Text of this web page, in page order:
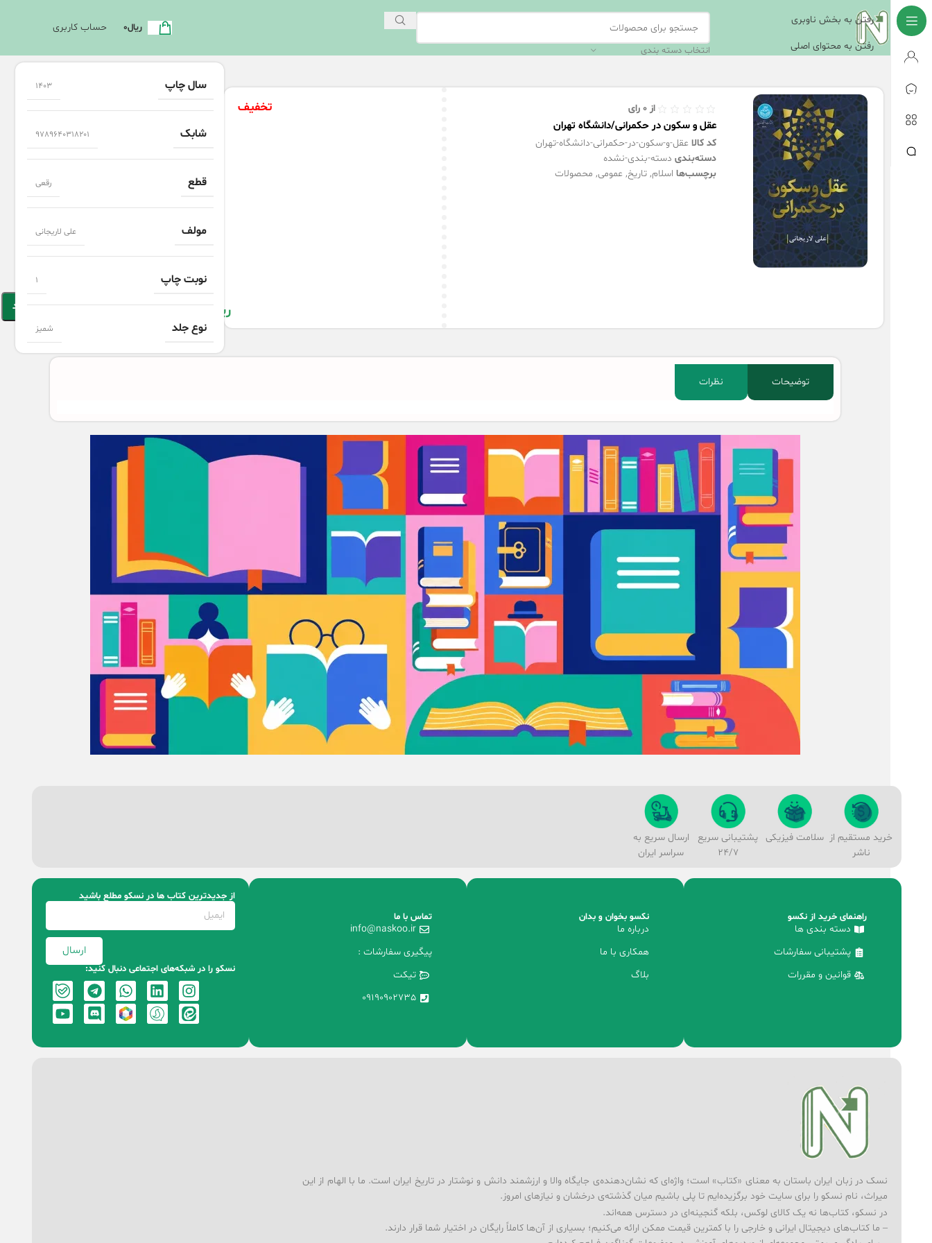
رفتن به بخش ناوبری
رفتن به محتوای اصلی
انتخاب دسته بندی
ریال0 حساب کاربری
از0 رای
عقل و سکون در حکمرانی/دانشگاه تهران
کد کالا عقل-و-سکون-در-حکمرانی-دانشگاه-تهران
دسته‌بندی دسته-بندی-نشده
برچسب‌ها اسلام,تاریخ, عمومی, محصولات
تخفیف
ریال5,700,000 افزودن به سبد خرید
سال چاپ 1403
شابک 9789640318201
قطع رقعی
مولف علی لاریجانی
نوبت چاپ 1
نوع جلد شمیز
توضیحات نظرات
خرید مستقیم از
ناشر
سلامت فیزیکی
پشتیبانی سریع
24/7
ارسال سریع به
سراسر ایران
راهنمای خرید از نکسو
دسته بندی ها
پشتیبانی سفارشات
قوانین و مقررات
نکسو بخوان و بدان
درباره ما
همکاری با ما
بلاگ
تماس با ما
info@naskoo.ir
پیگیری سفارشات :
تیکت
09190902735
از جدیدترین کتاب‌ ها در نسکو مطلع باشید
ارسال
نسکو را در شبکه‌های اجتماعی دنبال کنید:
نسک در زبان ایران باستان به معنای «کتاب» است؛ واژه‌ای که نشان‌دهنده‌ی جایگاه والا و ارزشمند دانش و نوشتار در تاریخ ایران است. ما با الهام از این
میراث، نام نسکو را برای سایت خود برگزیده‌ایم تا پلی باشیم میان گذشته‌ی درخشان و نیازهای امروز.
در نسکو، کتاب‌ها نه یک کالای لوکس، بلکه گنجینه‌ای در دسترس همه‌اند.
– ما کتاب‌های دیجیتال ایرانی و خارجی را با کمترین قیمت ممکن ارائه می‌کنیم؛ بسیاری از آن‌ها کاملاً رایگان در اختیار شما قرار دارند.